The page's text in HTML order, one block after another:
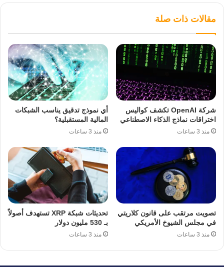
مقالات ذات صلة
شركة OpenAI تكشف كواليس
اختراقات نماذج الذكاء الاصطناعي
منذ 3 ساعات
أي نموذج تدقيق يناسب الشبكات
المالية المستقبلية؟
منذ 3 ساعات
تصويت مرتقب على قانون كلاريتي
في مجلس الشيوخ الأمريكي
منذ 3 ساعات
تحديثات شبكة XRP تستهدف أصولاً
بـ 530 مليون دولار
منذ 3 ساعات